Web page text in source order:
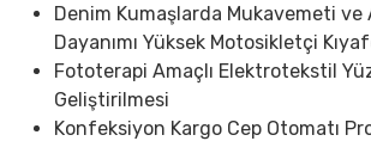
Denim Kumaşlarda Mukavemeti ve
Dayanımı Yüksek Motosikletçi
Fototerapi Amaçlı Elektrotekstil
Geliştirilmesi
Konfeksiyon Kargo Cep Otomatı